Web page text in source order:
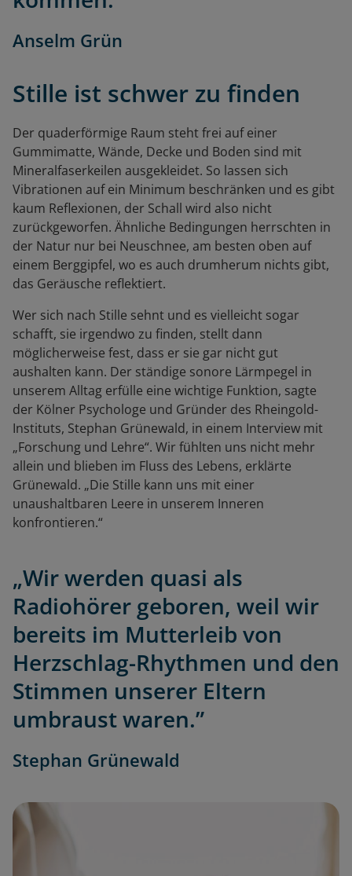
Anselm Grün
Stille ist schwer zu finden
Der quaderförmige Raum steht frei auf einer
Gummimatte, Wände, Decke und Boden sind mit
Mineralfaserkeilen ausgekleidet. So lassen sich
Vibrationen auf ein Minimum beschränken und es gibt
kaum Reflexionen, der Schall wird also nicht
zurückgeworfen. Ähnliche Bedingungen herrschten in
der Natur nur bei Neuschnee, am besten oben auf
einem Berggipfel, wo es auch drumherum nichts gibt,
das Geräusche reflektiert.
Wer sich nach Stille sehnt und es vielleicht sogar
schafft, sie irgendwo zu finden, stellt dann
möglicherweise fest, dass er sie gar nicht gut
aushalten kann. Der ständige sonore Lärmpegel in
unserem Alltag erfülle eine wichtige Funktion, sagte
der Kölner Psychologe und Gründer des Rheingold-
Instituts, Stephan Grünewald, in einem Interview mit
„Forschung und Lehre“. Wir fühlten uns nicht mehr
allein und blieben im Fluss des Lebens, erklärte
Grünewald. „Die Stille kann uns mit einer
unaushaltbaren Leere in unserem Inneren
konfrontieren.“
„Wir werden quasi als
Radiohörer geboren, weil wir
bereits im Mutterleib von
Herzschlag-Rhythmen und den
Stimmen unserer Eltern
umbraust waren.”
Stephan Grünewald